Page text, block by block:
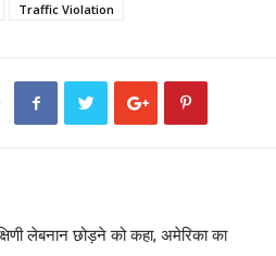
Traffic Violation
लेबनान छोड़ने को कहा, अमेरिका का